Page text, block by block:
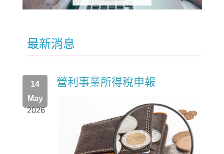
最新消息
2026
14
May
營利事業所得稅申報